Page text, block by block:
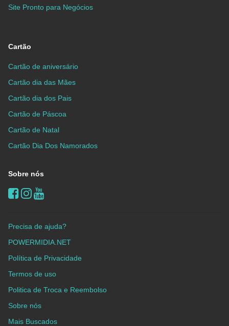
Site Pronto para Negócios
Cartão
Cartão de aniversário
Cartão dia das Mães
Cartão dia dos Pais
Cartão de Páscoa
Cartão de Natal
Cartão Dia Dos Namorados
Sobre nós
Precisa de ajuda?
POWERMIDIA.NET
Política de Privacidade
Termos de uso
Politica de Troca e Reembolso
Sobre nós
Mais Buscados